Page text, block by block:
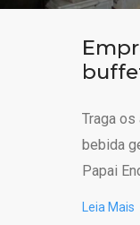
Traga
bebida
Papai
Leia Mais